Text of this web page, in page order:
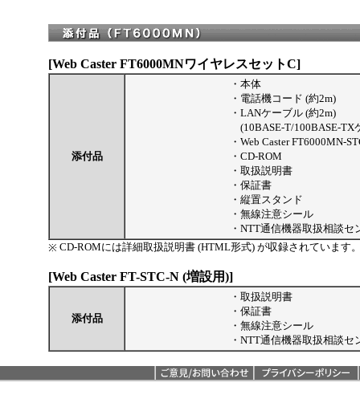
[Web Caster FT6000MNワイヤレスセットC]
添付品
・ 本体
・ 電話機コード (約2m)
・ LANケーブル (約2m)
(10BASE-T/100BASE-TX
・ Web Caster FT6000MN-
・ CD-ROM
・ 取扱説明書
・ 保証書
・ 縦置スタンド
・ 無線注意シール
・ NTT通信機器取扱相談セ
※ CD-ROMには詳細取扱説明書 (HTML形式) が収録されています
[Web Caster FT-STC-N (増設用)]
添付品
・ 取扱説明書
・ 保証書
・ 無線注意シール
・ NTT通信機器取扱相談セ